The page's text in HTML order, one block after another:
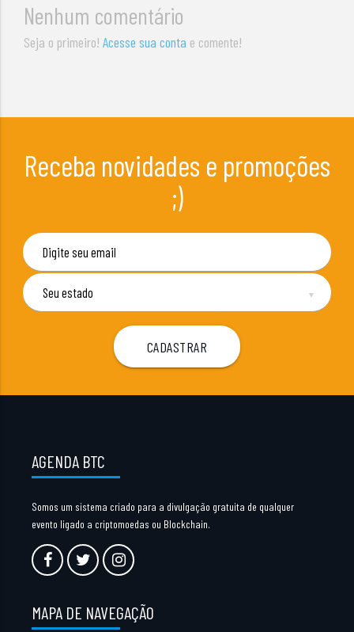
Nenhum comentário
Seja o primeiro!Acesse sua conta e comente!
Receba novidades e promoções
;)
▼
AGENDA BTC
Somos um sistema criado para a divulgação gratuita de qualquer
evento ligado a criptomoedas ou Blockchain.
MAPA DE NAVEGAÇÃO